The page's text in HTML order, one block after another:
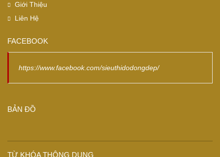
Giới Thiệu
Liên Hệ
FACEBOOK
https://www.facebook.com/sieuthidodongdep/
BẢN ĐỒ
TỪ KHÓA THÔNG DỤNG